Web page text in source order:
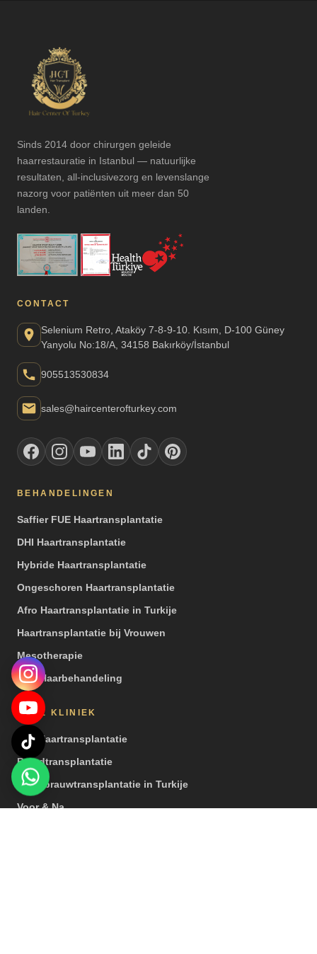
Sinds 2014 door chirurgen geleide
haarrestauratie in Istanbul — natuurlijke
resultaten, all-inclusivezorg en levenslange
nazorg voor patiënten uit meer dan 50
landen.
CONTACT
Selenium Retro, Ataköy 7-8-9-10. Kısım, D-100 Güney
Yanyolu No:18/A, 34158 Bakırköy/İstanbul
905513530834
sales@haircenterofturkey.com
BEHANDELINGEN
Saffier FUE Haartransplantatie
DHI Haartransplantatie
Hybride Haartransplantatie
Ongeschoren Haartransplantatie
Afro Haartransplantatie in Turkije
Haartransplantatie bij Vrouwen
Mesotherapie
PRP Haarbehandeling
ONZE KLINIEK
Een Haartransplantatie
Baardtransplantatie
Wenkbrauwtransplantatie in Turkije
Voor & Na